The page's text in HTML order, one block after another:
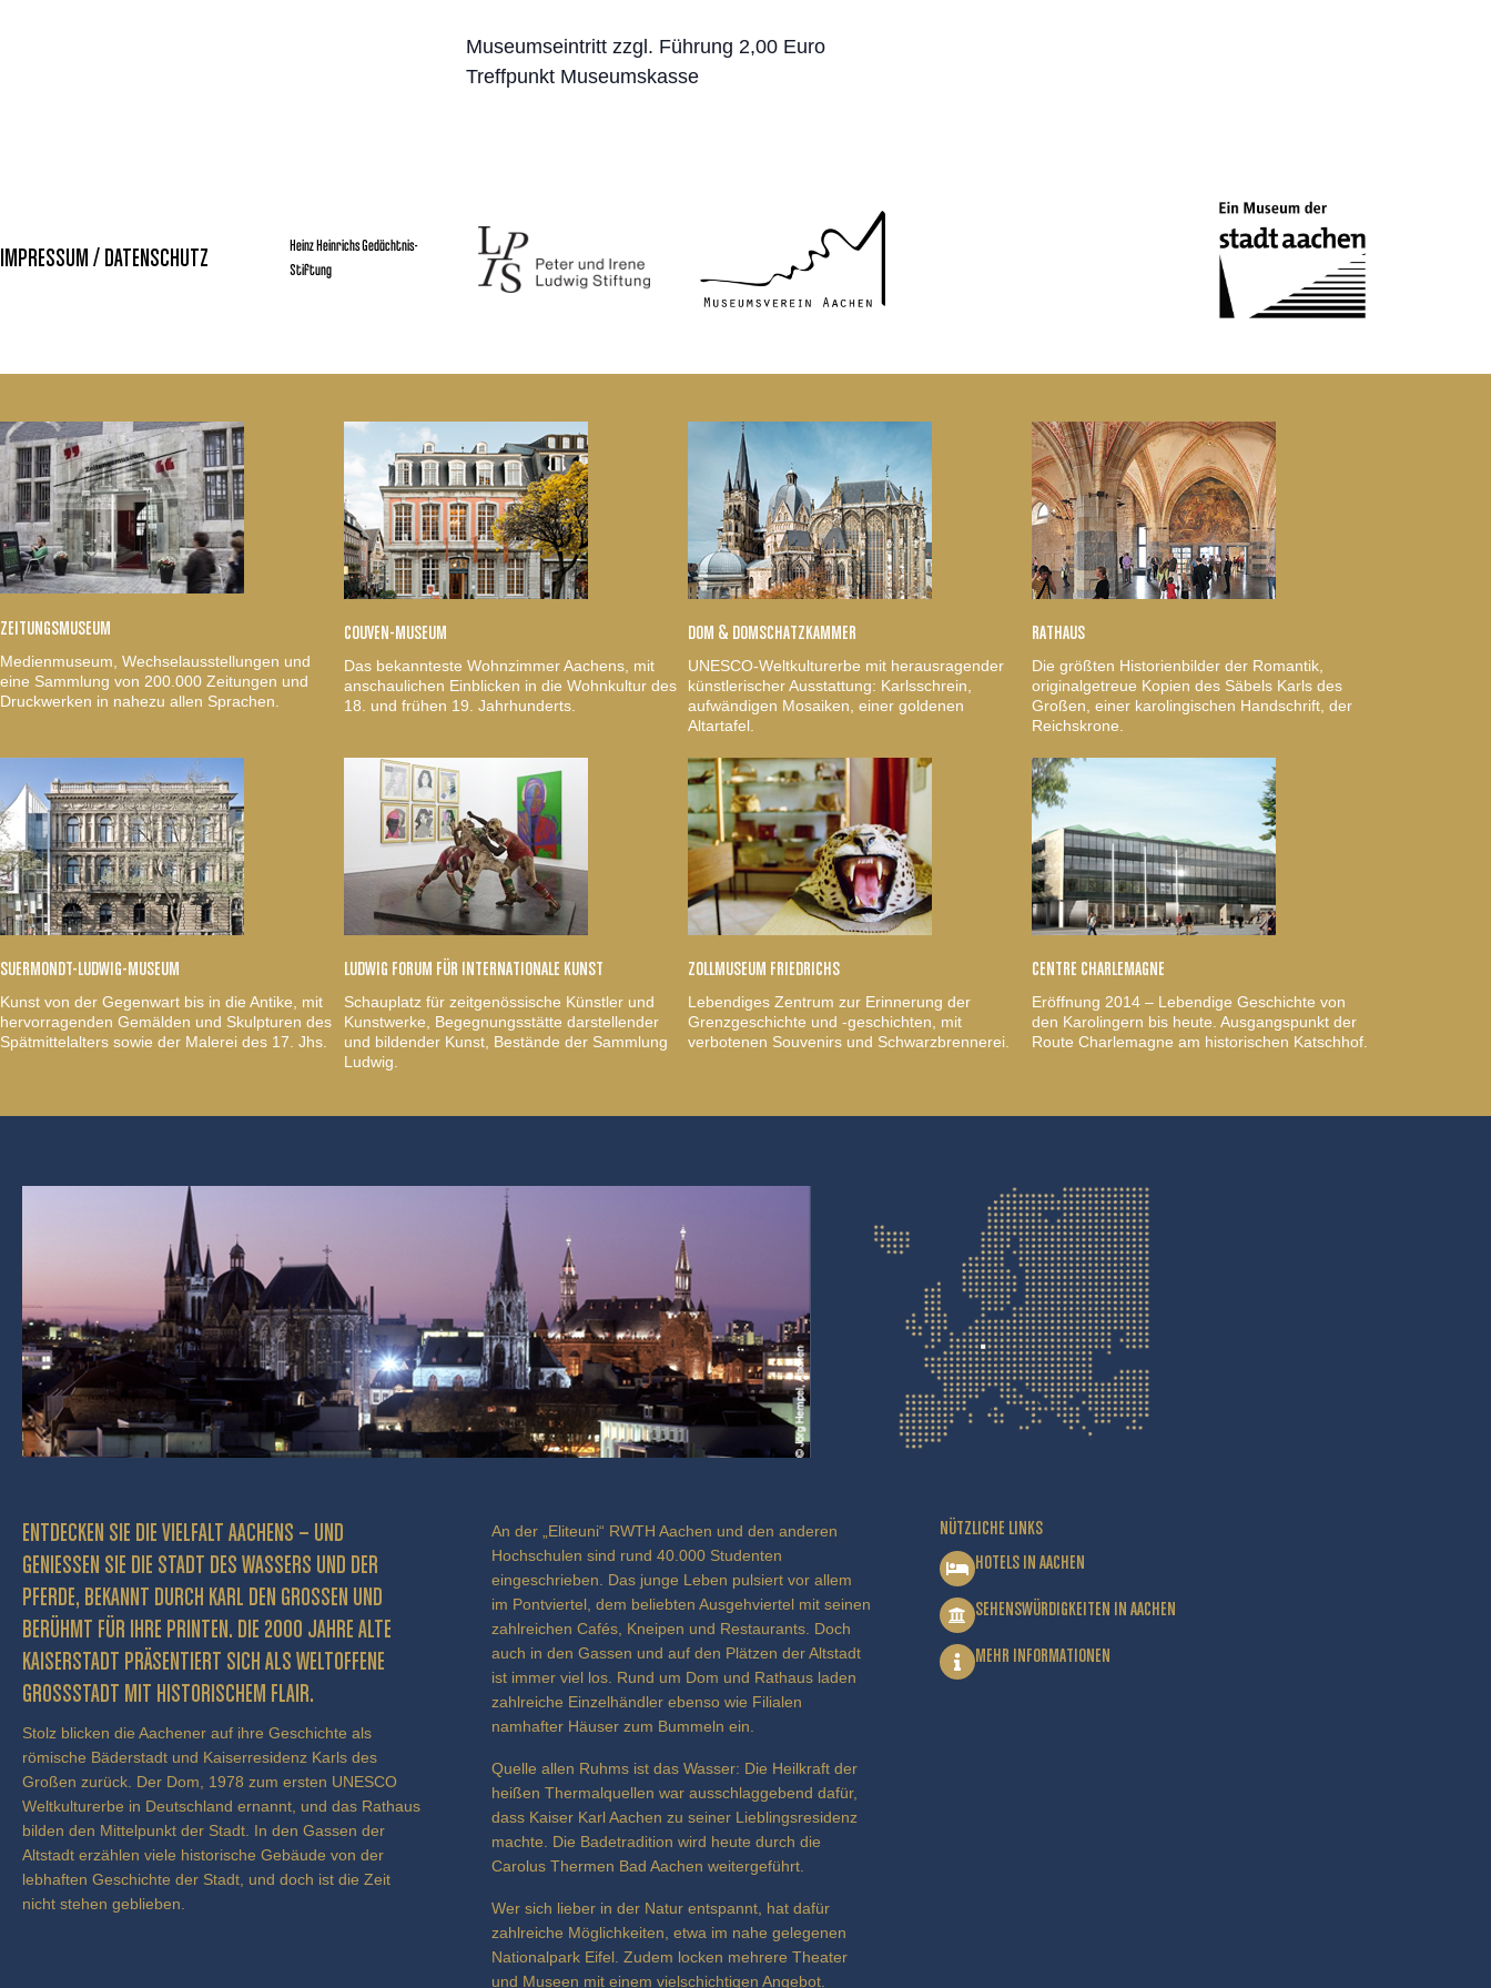
Museumseintritt zzgl. Führung 2,00 Euro
Treffpunkt Museumskasse
IMPRESSUM / DATENSCHUTZ
Heinz Heinrichs Gedächtnis-
Stiftung
ZEITUNGSMUSEUM
Medienmuseum, Wechselausstellungen und
eine Sammlung von 200.000 Zeitungen und
Druckwerken in nahezu allen Sprachen.
COUVEN-MUSEUM
Das bekannteste Wohnzimmer Aachens, mit
anschaulichen Einblicken in die Wohnkultur des
18. und frühen 19. Jahrhunderts.
DOM & DOMSCHATZKAMMER
UNESCO-Weltkulturerbe mit herausragender
künstlerischer Ausstattung: Karlsschrein,
aufwändigen Mosaiken, einer goldenen
Altartafel.
RATHAUS
Die größten Historienbilder der Romantik,
originalgetreue Kopien des Säbels Karls des
Großen, einer karolingischen Handschrift, der
Reichskrone.
SUERMONDT-LUDWIG-MUSEUM
Kunst von der Gegenwart bis in die Antike, mit
hervorragenden Gemälden und Skulpturen des
Spätmittelalters sowie der Malerei des 17. Jhs.
LUDWIG FORUM FÜR INTERNATIONALE KUNST
Schauplatz für zeitgenössische Künstler und
Kunstwerke, Begegnungsstätte darstellender
und bildender Kunst, Bestände der Sammlung
Ludwig.
ZOLLMUSEUM FRIEDRICHS
Lebendiges Zentrum zur Erinnerung der
Grenzgeschichte und -geschichten, mit
verbotenen Souvenirs und Schwarzbrennerei.
CENTRE CHARLEMAGNE
Eröffnung 2014 – Lebendige Geschichte von
den Karolingern bis heute. Ausgangspunkt der
Route Charlemagne am historischen Katschhof.
ENTDECKEN SIE DIE VIELFALT AACHENS – UND
GENIESSEN SIE DIE STADT DES WASSERS UND DER P
FERDE, BEKANNT DURCH KARL DEN GROSSEN UND BE
RÜHMT FÜR IHRE PRINTEN. DIE 2000 JAHRE ALTE KA
ISERSTADT PRÄSENTIERT SICH ALS WELTOFFENE GR
OSSSTADT MIT HISTORISCHEM FLAIR.
Stolz blicken die Aachener auf ihre Geschichte als
römische Bäderstadt und Kaiserresidenz Karls des
Großen zurück. Der Dom, 1978 zum ersten UNESCO
Weltkulturerbe in Deutschland ernannt, und das Rathaus
bilden den Mittelpunkt der Stadt. In den Gassen der
Altstadt erzählen viele historische Gebäude von der
lebhaften Geschichte der Stadt, und doch ist die Zeit
nicht stehen geblieben.
An der „Eliteuni“ RWTH Aachen und den anderen
Hochschulen sind rund 40.000 Studenten
eingeschrieben. Das junge Leben pulsiert vor allem
im Pontviertel, dem beliebten Ausgehviertel mit seinen
zahlreichen Cafés, Kneipen und Restaurants. Doch
auch in den Gassen und auf den Plätzen der Altstadt
ist immer viel los. Rund um Dom und Rathaus laden
zahlreiche Einzelhändler ebenso wie Filialen
namhafter Häuser zum Bummeln ein.
Quelle allen Ruhms ist das Wasser: Die Heilkraft der
heißen Thermalquellen war ausschlaggebend dafür,
dass Kaiser Karl Aachen zu seiner Lieblingsresidenz
machte. Die Badetradition wird heute durch die
Carolus Thermen Bad Aachen weitergeführt.
Wer sich lieber in der Natur entspannt, hat dafür
zahlreiche Möglichkeiten, etwa im nahe gelegenen
Nationalpark Eifel. Zudem locken mehrere Theater
und Museen mit einem vielschichtigen Angebot.
NÜTZLICHE LINKS
HOTELS IN AACHEN
SEHENSWÜRDIGKEITEN IN AACHEN
MEHR INFORMATIONEN